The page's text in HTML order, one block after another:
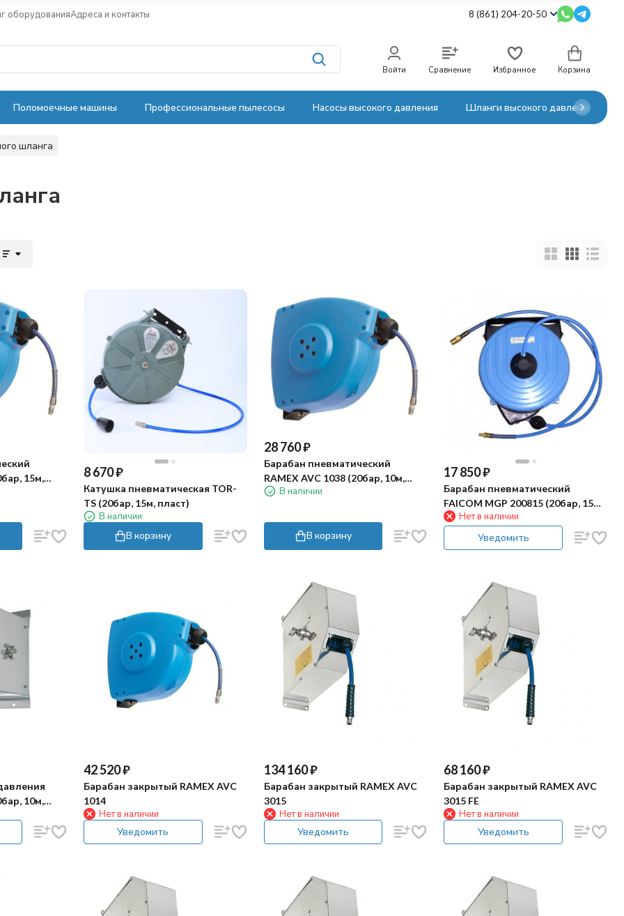
оборудованияАдреса и контакты 8 (861) 204-20-50
Войти Сравнение Избранное Корзина
Поломоечные машины Профессиональные пылесосы Насосы высокого давления Шланги высокого давления
шланга
15м,
8 670₽
Катушка пневматическая TOR-
TS (20бар, 15м, пласт)
В наличии
В корзину
28 760₽
Барабан пневматический
RAMEX AVC 1038 (20бар, 10м,
пласт)В наличии
В корзину
17 850₽
Барабан пневматический
FAICOM MGP 200815 (20бар, 15м,
пласт)Нет в наличии
Уведомить
10м,
42 520₽
Барабан закрытый RAMEX AVC
1014
Нет в наличии
Уведомить
134 160₽
Барабан закрытый RAMEX AVC
3015
Нет в наличии
Уведомить
68 160₽
Барабан закрытый RAMEX AVC
3015 FE
Нет в наличии
Уведомить